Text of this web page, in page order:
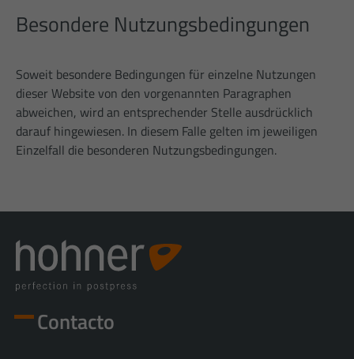
Besondere Nutzungsbedingungen
Soweit besondere Bedingungen für einzelne Nutzungen
dieser Website von den vorgenannten Paragraphen
abweichen, wird an entsprechender Stelle ausdrücklich
darauf hingewiesen. In diesem Falle gelten im jeweiligen
Einzelfall die besonderen Nutzungsbedingungen.
Contacto